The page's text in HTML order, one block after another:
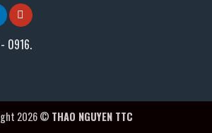
2026 © THAO NGUYEN TTC